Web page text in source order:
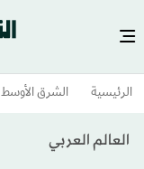
الرئيسية الشرق الأوسط​
العالم العربي